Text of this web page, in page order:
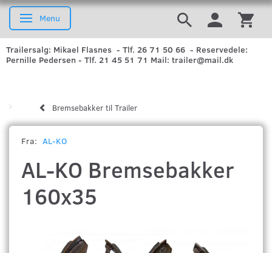
Skifte navigation
Menu
Trailersalg: Mikael Flasnes - Tlf. 26 71 50 66 - Reservedele:
Pernille Pedersen - Tlf. 21 45 51 71 Mail: trailer@mail.dk
Bremsebakker til Trailer
Fra: AL-KO
AL-KO Bremsebakker
160x35